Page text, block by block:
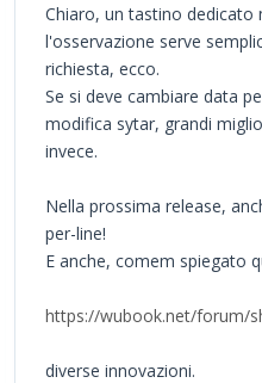
Chiaro, un tastino dedicato
l'osservazione serve
richiesta, ecco.
Se si deve cambiare data
modifica sytar, grandi
invece.
Nella prossima release,
per-line!
E anche, comem spiegato
https://wubook.net/forum/
diverse innovazioni.